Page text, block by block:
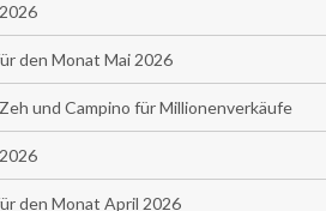
den Monat Mai 2026
und Campino für Millionenverkäufe
den Monat April 2026